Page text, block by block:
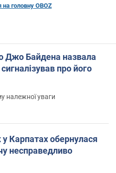
головну OBOZ
Джо Байдена назвала
про його
належної уваги
у Карпатах обернулася
несправедливо